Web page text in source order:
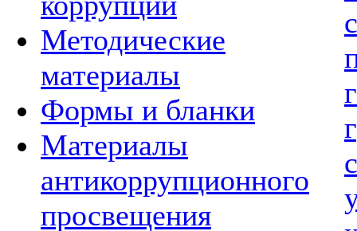
Методические
материалы
Формы и бланки
Материалы
антикоррупционного
просвещения